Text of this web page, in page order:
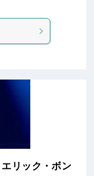
リック・ボン